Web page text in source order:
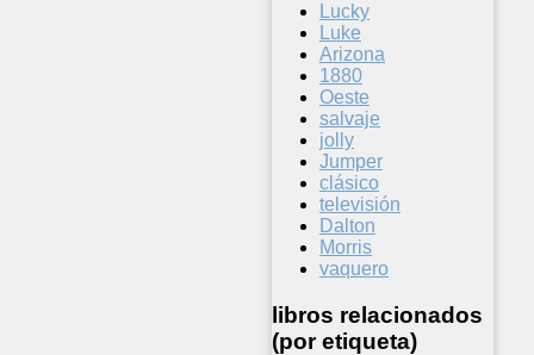
Lucky
Luke
Arizona
1880
Oeste
salvaje
jolly
Jumper
clásico
televisión
Dalton
Morris
vaquero
libros relacionados
(por etiqueta)